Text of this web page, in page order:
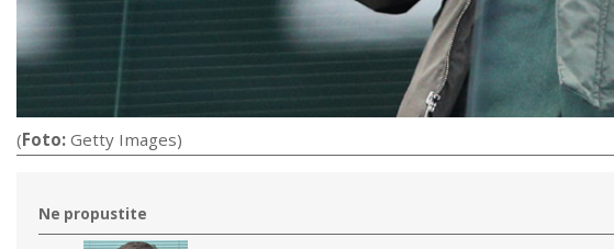
(Foto: Getty Images)
Ne propustite